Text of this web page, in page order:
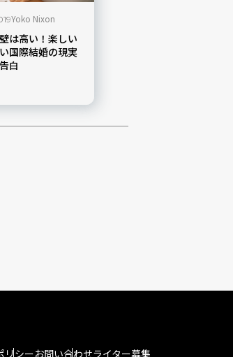
Yoko Nixon
は高い！楽しい
国際結婚の現実
白
リシーお問い合わせライター募集